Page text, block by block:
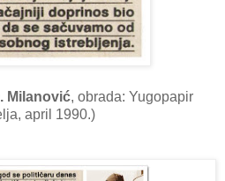
Milanović, obrada: Yugopapir
april 1990.)